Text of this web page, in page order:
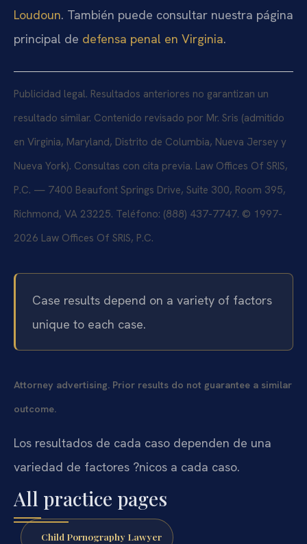
Loudoun. También puede consultar nuestra página
principal de defensa penal en Virginia.
Publicidad legal. Resultados anteriores no garantizan un
resultado similar. Contenido revisado por Mr. Sris (admitido
en Virginia, Maryland, Distrito de Columbia, Nueva Jersey y
Nueva York). Consultas con cita previa. Law Offices Of SRIS,
P.C. — 7400 Beaufont Springs Drive, Suite 300, Room 395,
Richmond, VA 23225. Teléfono: (888) 437-7747. © 1997-
2026 Law Offices Of SRIS, P.C.
Case results depend on a variety of factors
unique to each case.
Attorney advertising. Prior results do not guarantee a similar
outcome.
Los resultados de cada caso dependen de una
variedad de factores ?nicos a cada caso.
All practice pages
Child Pornography Lawyer